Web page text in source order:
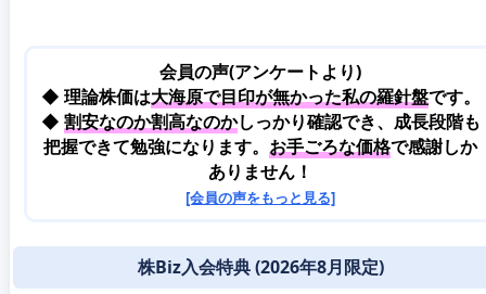
会員の声(アンケートより)
◆ 理論株価は大海原で目印が無かった私の羅針盤です。
◆ 割安なのか割高なのかしっかり確認でき、成長段階も
把握できて勉強になります。 お手ごろな価格で感謝しか
ありません！
[会員の声をもっと見る]
株Biz入会特典 (2026年8月限定)